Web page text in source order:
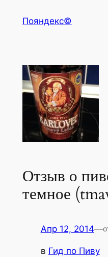
Пояндекс©
Отзыв о
темное
Апр 12, 2014—
в Гид по Пиву